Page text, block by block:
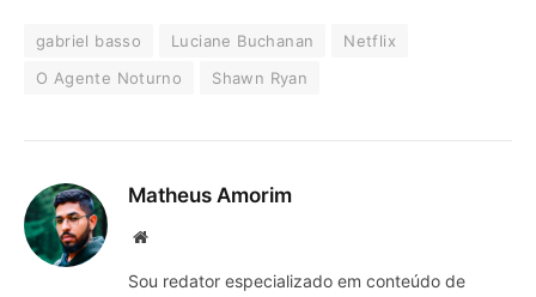
gabriel basso Luciane Buchanan
Netflix
O Agente Noturno
Shawn Ryan
Matheus Amorim
Website
Sou redator especializado em conteúdo de